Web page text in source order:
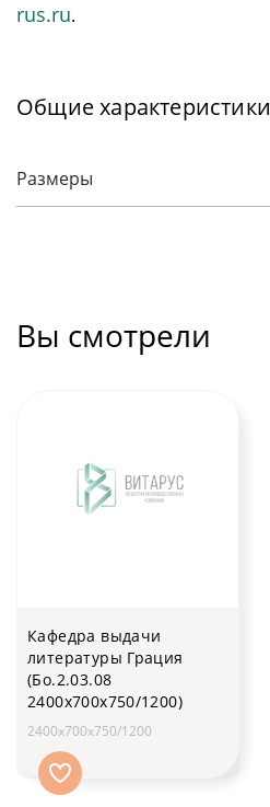
rus.ru.
Общие характеристики
Размеры
Вы смотрели
Кафедра выдачи
литературы Грация
(Бо.2.03.08
2400х700х750/1200)
2400х700х750/1200